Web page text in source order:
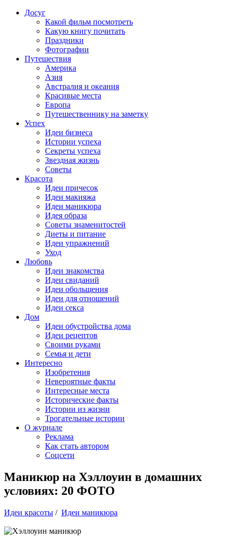
Досуг
Какой фильм посмотреть
Какую книгу почитать
Праздники
Фотографии
Путешествия
Америка
Азия
Австралия и океания
Красивые места
Европа
Путешественнику на заметку
Успех
Идеи бизнеса
Истории успеха
Секреты успеха
Звездная жизнь
Советы
Красота
Идеи причесок
Идеи макияжа
Идеи маникюра
Идея образа
Советы знаменитостей
Диеты и питание
Идеи упражнений
Уход
Любовь
Идеи знакомства
Идеи свиданий
Идеи обольщения
Идеи для отношений
Идеи секса
Дом
Идеи обустройства дома
Идеи рецептов
Своими руками
Семья и дети
Интересно
Изобретения
Невероятные факты
Интересные места
Исторические факты
Истории из жизни
Трогательные истории
О журнале
Реклама
Как стать автором
Соцсети
Маникюр на Хэллоуин в домашних
условиях: 20 ФОТО
Идеи красоты / Идеи маникюра